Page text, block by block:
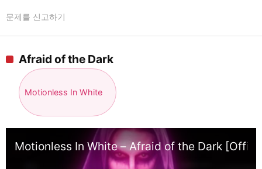
문제를 신고하기
Afraid of the Dark
Motionless In White
Motionless In White – Afraid of the Dark